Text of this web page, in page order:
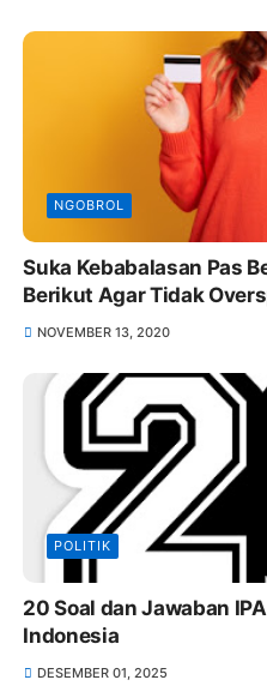
NGOBROL
Suka Kebabalasan Pas
Berikut Agar Tidak
NOVEMBER 13, 2020
POLITIK
20 Soal dan Jawaban
Indonesia
DESEMBER 01, 2025